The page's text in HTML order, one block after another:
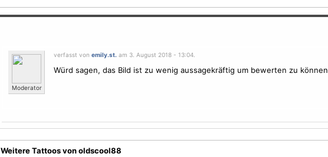
Moderator
verfasst von emily.st. am 3. August 2018 - 13:04.
Würd sagen, das Bild ist zu wenig aussagekräftig um bewerten zu können
Weitere Tattoos von oldscool88